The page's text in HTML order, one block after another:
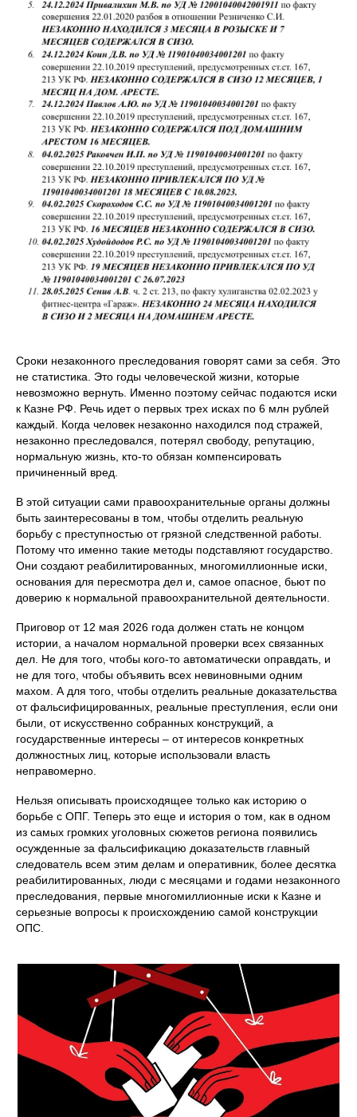
Сроки незаконного преследования говорят сами за себя. Это
не статистика. Это годы человеческой жизни, которые
невозможно вернуть. Именно поэтому сейчас подаются иски
к Казне РФ. Речь идет о первых трех исках по 6 млн рублей
каждый. Когда человек незаконно находился под стражей,
незаконно преследовался, потерял свободу, репутацию,
нормальную жизнь, кто-то обязан компенсировать
причиненный вред.
В этой ситуации сами правоохранительные органы должны
быть заинтересованы в том, чтобы отделить реальную
борьбу с преступностью от грязной следственной работы.
Потому что именно такие методы подставляют государство.
Они создают реабилитированных, многомиллионные иски,
основания для пересмотра дел и, самое опасное, бьют по
доверию к нормальной правоохранительной деятельности.
Приговор от 12 мая 2026 года должен стать не концом
истории, а началом нормальной проверки всех связанных
дел. Не для того, чтобы кого-то автоматически оправдать, и
не для того, чтобы объявить всех невиновными одним
махом. А для того, чтобы отделить реальные доказательства
от фальсифицированных, реальные преступления, если они
были, от искусственно собранных конструкций, а
государственные интересы – от интересов конкретных
должностных лиц, которые использовали власть
неправомерно.
Нельзя описывать происходящее только как историю о
борьбе с ОПГ. Теперь это еще и история о том, как в одном
из самых громких уголовных сюжетов региона появились
осужденные за фальсификацию доказательств главный
следователь всем этим делам и оперативник, более десятка
реабилитированных, люди с месяцами и годами незаконного
преследования, первые многомиллионные иски к Казне и
серьезные вопросы к происхождению самой конструкции
ОПС.